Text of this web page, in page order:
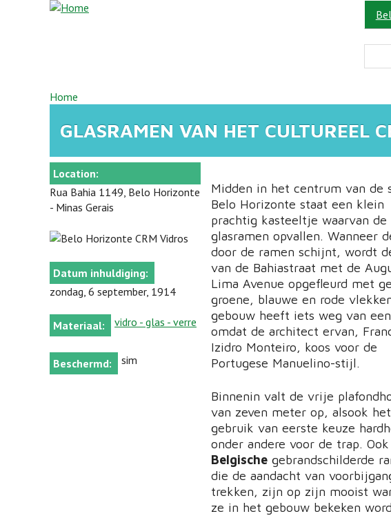
Overslaan en naar de inhoud gaan
U BENT HIER
Home
GLASRAMEN VAN HET CULTUREEL
Location:
Rua Bahia 1149, Belo Horizonte
- Minas Gerais
Datum inhuldiging:
zondag, 6 september, 1914
Materiaal: vidro - glas - verre
Beschermd: sim
Midden in het centrum van de
Belo Horizonte staat een klein
prachtig kasteeltje waarvan de
glasramen opvallen. Wanneer
door de ramen schijnt, wordt
van de Bahiastraat met de
Lima Avenue opgefleurd met
groene, blauwe en rode
gebouw heeft iets weg van
omdat de architect ervan,
Izidro Monteiro, koos voor de
Portugese Manuelino-stijl.
Binnenin valt de vrije
van zeven meter op, alsook het
gebruik van eerste keuze
onder andere voor de trap.
Belgischegebrandschilderde
die de aandacht van
trekken, zijn op zijn mooist
ze in het gebouw bekeken